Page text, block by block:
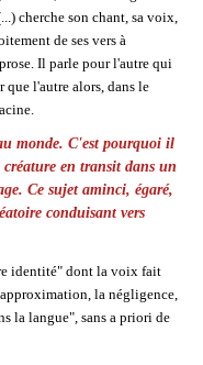
cherche son chant, sa voix,
de ses vers à
Il parle pour l'autre qui
que l'autre alors, dans le
monde. C'est pourquoi il
en transit dans un
Ce sujet aminci, égaré,
conduisant vers
identité" dont la voix fait
la négligence,
la langue", sans a priori de